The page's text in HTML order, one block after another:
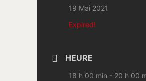
19 Mai 2021
Expired!
HEURE
18 h 00 min - 20 h 00